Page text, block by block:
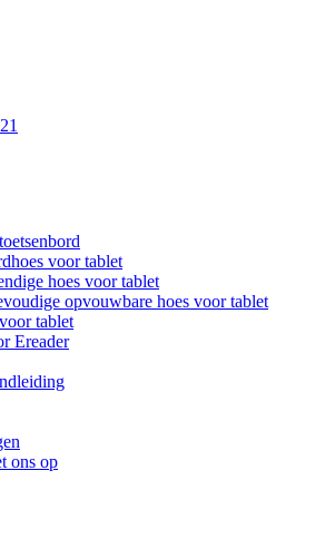
voor tablet
hoes voor tablet
opvouwbare hoes voor tablet
tablet
Ereader
ons op